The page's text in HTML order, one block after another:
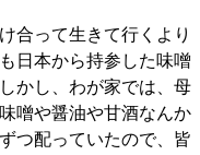
合って生きて行くより
日本から持参した味噌
かし、わが家では、母
噌や醤油や甘酒なんか
つ配っていたので、皆